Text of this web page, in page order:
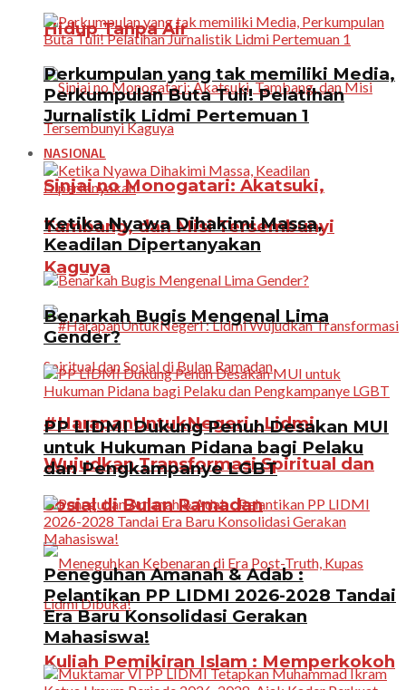
Hidup Tanpa Air
Sinjai no Monogatari: Akatsuki,
Tambang, dan Misi Tersembunyi
Kaguya
#HarapanUntukNegeri : Lidmi
Wujudkan Transformasi Spiritual dan
Sosial di Bulan Ramadan
Kuliah Pemikiran Islam : Memperkokoh
Perkumpulan yang tak memiliki Media,
Perkumpulan Buta Tuli! Pelatihan
Jurnalistik Lidmi Pertemuan 1
NASIONAL
Ketika Nyawa Dihakimi Massa,
Keadilan Dipertanyakan
Benarkah Bugis Mengenal Lima
Gender?
PP LIDMI Dukung Penuh Desakan MUI
untuk Hukuman Pidana bagi Pelaku
dan Pengkampanye LGBT
Peneguhan Amanah & Adab :
Pelantikan PP LIDMI 2026-2028 Tandai
Era Baru Konsolidasi Gerakan
Mahasiswa!